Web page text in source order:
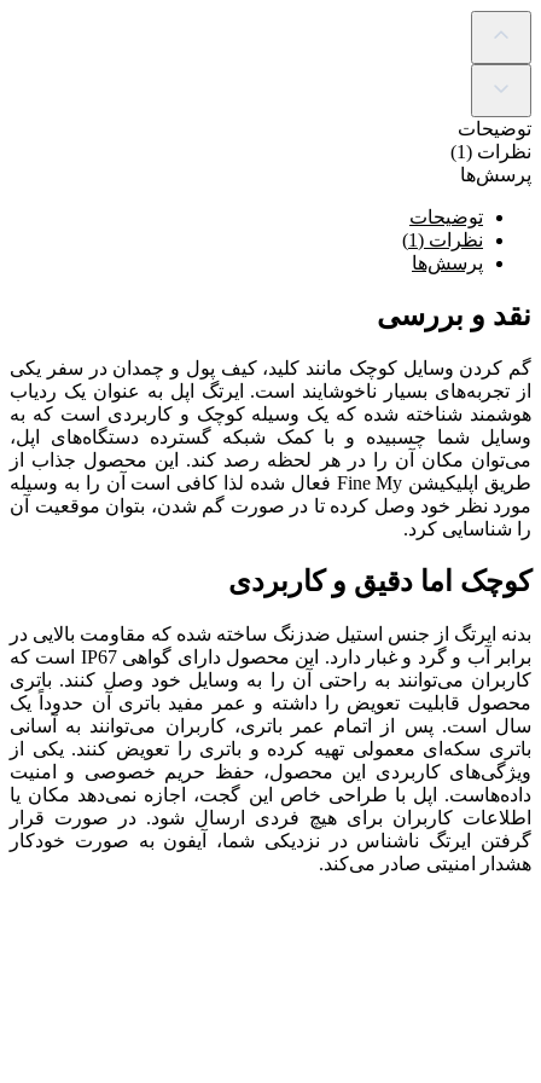
توضیحات
نظرات (1)
پرسش‌ها
توضیحات
نظرات (1)
پرسش‌ها
نقد و بررسی
گم کردن وسایل کوچک مانند کلید، کیف پول و چمدان در سفر یکی
از تجربه‌های بسیار ناخوشایند است. ایرتگ اپل به عنوان یک ردیاب
هوشمند شناخته شده که یک وسیله کوچک و کاربردی است که به
وسایل شما چسبیده و با کمک شبکه گسترده دستگاه‌های اپل،
می‌توان مکان آن را در هر لحظه رصد کند. این محصول جذاب از
طریق اپلیکیشن Fine My فعال شده لذا کافی است آن را به وسیله
مورد نظر خود وصل کرده تا در صورت گم شدن، بتوان موقعیت آن
را شناسایی کرد.
کوچک اما دقیق و کاربردی
بدنه ایرتگ از جنس استیل ضدزنگ ساخته شده که مقاومت بالایی در
برابر آب و گرد و غبار دارد. این محصول دارای گواهی IP67 است که
کاربران می‌توانند به راحتی آن را به وسایل خود وصل کنند. باتری
محصول قابلیت تعویض را داشته و عمر مفید باتری آن حدوداً یک
سال است. پس از اتمام عمر باتری، کاربران می‌توانند به آسانی
باتری سکه‌ای معمولی‌ تهیه کرده و باتری را تعویض کنند. یکی از
ویژگی‌های کاربردی این محصول، حفظ حریم خصوصی و امنیت
داده‌هاست. اپل با طراحی خاص این گجت، اجازه نمی‌دهد مکان یا
اطلاعات کاربران برای هیچ فردی ارسال شود. در صورت قرار
گرفتن ایرتگ ناشناس در نزدیکی شما، آیفون به صورت خودکار
هشدار امنیتی صادر می‌کند.